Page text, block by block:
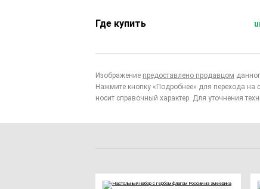
Где купить
Изображение предоставлено продавцом
Нажмите кнопку «Подробнее» для перехода на
носит справочный характер. Для уточнения